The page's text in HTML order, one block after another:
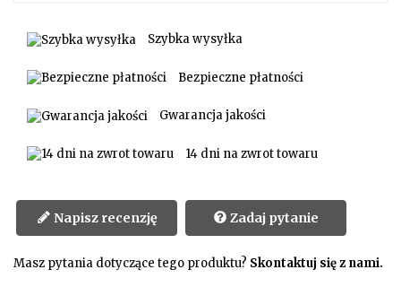
Szybka wysyłka
Bezpieczne płatności
Gwarancja jakości
14 dni na zwrot towaru
Napisz recenzję Zadaj pytanie
Masz pytania dotyczące tego produktu? Skontaktuj się z nami.